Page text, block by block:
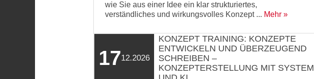
wie Sie aus einer Idee ein klar strukturiertes,
verständliches und wirkungsvolles Konzept ... Mehr
1712.2026
KONZEPT TRAINING: KONZEPTE
ENTWICKELN UND ÜBERZEUGEND
SCHREIBEN –
KONZEPTERSTELLUNG MIT SYSTEM